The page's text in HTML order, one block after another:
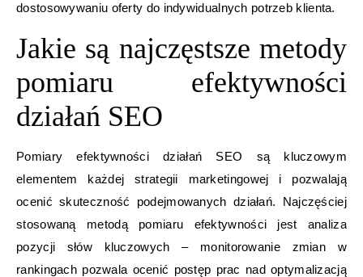
dostosowywaniu oferty do indywidualnych potrzeb klienta.
Jakie są najczęstsze metody
pomiaru efektywności
działań SEO
Pomiary efektywności działań SEO są kluczowym
elementem każdej strategii marketingowej i pozwalają
ocenić skuteczność podejmowanych działań. Najczęściej
stosowaną metodą pomiaru efektywności jest analiza
pozycji słów kluczowych – monitorowanie zmian w
rankingach pozwala ocenić postęp prac nad optymalizacją